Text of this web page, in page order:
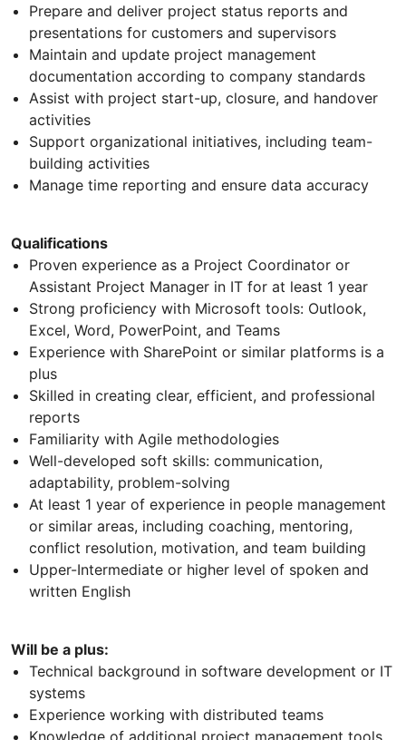
Prepare and deliver project status reports and
presentations for customers and supervisors
Maintain and update project management
documentation according to company standards
Assist with project start-up, closure, and handover
activities
Support organizational initiatives, including team-
building activities
Manage time reporting and ensure data accuracy
Qualifications
Proven experience as a Project Coordinator or
Assistant Project Manager in IT for at least 1 year
Strong proficiency with Microsoft tools: Outlook,
Excel, Word, PowerPoint, and Teams
Experience with SharePoint or similar platforms is a
plus
Skilled in creating clear, efficient, and professional
reports
Familiarity with Agile methodologies
Well-developed soft skills: communication,
adaptability, problem-solving
At least 1 year of experience in people management
or similar areas, including coaching, mentoring,
conflict resolution, motivation, and team building
Upper-Intermediate or higher level of spoken and
written English
Will be a plus:
Technical background in software development or IT
systems
Experience working with distributed teams